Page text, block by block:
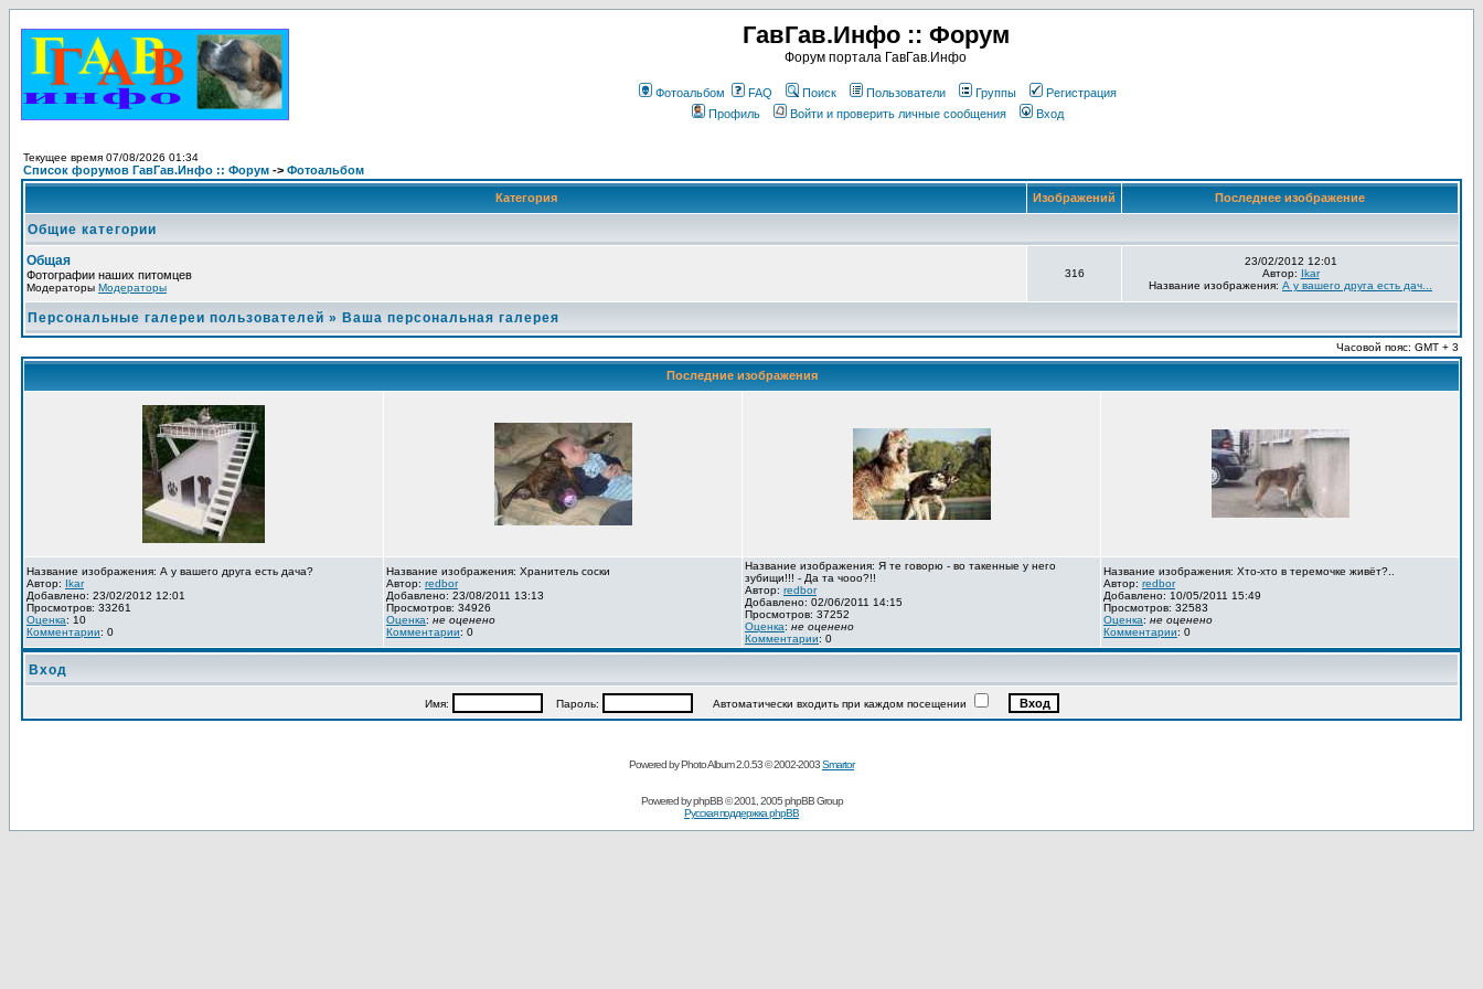
ГавГав.Инфо :: Форум
Форум портала ГавГав.Инфо
Фотоальбом FAQ Поиск Пользователи Группы
Регистрация
Профиль
Войти и проверить личные сообщения Вход
Текущее время 07/08/2026 01:34
Список форумов ГавГав.Инфо :: Форум -> Фотоальбом
Категория Изображений Последнее изображение
Общие категории
Общая
Фотографии наших питомцев
Модераторы Модераторы
316
23/02/2012 12:01
Автор: Ikar
Название изображения: А у вашего друга есть дач...
Персональные галереи пользователей » Ваша персональная галерея
Часовой пояс: GMT + 3
Последние изображения
Название изображения: А у вашего друга есть дача?
Автор: Ikar
Добавлено: 23/02/2012 12:01
Просмотров: 33261
Оценка: 10
Комментарии: 0
Название изображения: Хранитель соски
Автор: redbor
Добавлено: 23/08/2011 13:13
Просмотров: 34926
Оценка: не оценено
Комментарии: 0
Название изображения: Я те говорю - во такенные у него
зубищи!!! - Да та чооо?!!
Автор: redbor
Добавлено: 02/06/2011 14:15
Просмотров: 37252
Оценка: не оценено
Комментарии: 0
Название изображения: Хто-хто в теремочке живёт?..
Автор: redbor
Добавлено: 10/05/2011 15:49
Просмотров: 32583
Оценка: не оценено
Комментарии: 0
Вход
Имя: Пароль: Автоматически входить при каждом посещении
Powered by Photo Album 2.0.53 © 2002-2003Smartor
Powered byphpBB© 2001, 2005 phpBB Group
Русская поддержка phpBB